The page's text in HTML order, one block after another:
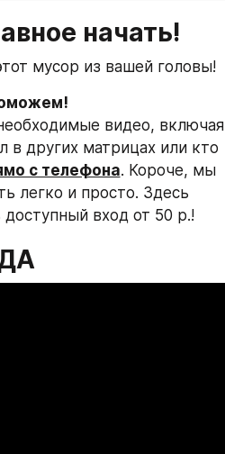
начать!
мусор из вашей головы!
видео, включая
в других матрицах или кто
с телефона. Короче, мы
легко и просто. Здесь
вход от 50 р.!